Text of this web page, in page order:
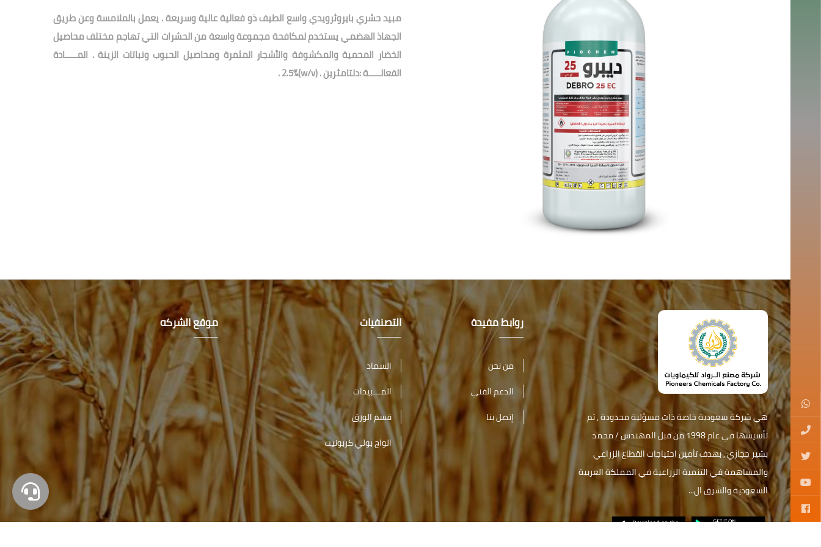
مبيد حشري بايروثرويدي واسع الطيف ذو فعالية عالية وسريعة . يعمل بالملامسة وعن طريق
الجهاذ الهضمي يستخدم لمكافحة مجموعة واسعة من الحشرات التي تهاجم مختلف محاصيل
الخضار المحمية والمكشوفة والأشجار المثمرة ومحاصيل الحبوب ونباتات الزينة . المـــــادة
الفعالـــــة :دلتامثرين . (w/v)2.5% .
هي شركة سعودية خاصة ذات مسؤلية محدودة , تم
تأسيسها في عام 1998 من قبل المهندس / محمد
بشير حجازي , بهدف تأمين احتياجات القطاع الزراعي
والمساهمة في التنمية الزراعية في المملكة العربية
السعودية والشرق ال...
روابط مفيدة
من نحن
الدعم الفني
إتصل بنا
التصنفيات
السماد
المـــبيدات
قسم الورق
الواح بولي كربونيت
موقع الشركه